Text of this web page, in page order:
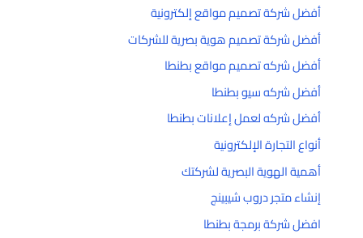
أفضل شركة تصميم مواقع إلكترونية
أفضل شركة تصميم هوية بصرية للشركات
أفضل شركه تصميم مواقع بطنطا
أفضل شركه سيو بطنطا
أفضل شركه لعمل إعلانات بطنطا
أنواع التجارة الإلكترونية
أهمية الهوية البصرية لشركتك
إنشاء متجر دروب شيبينج
افضل شركة برمجة بطنطا